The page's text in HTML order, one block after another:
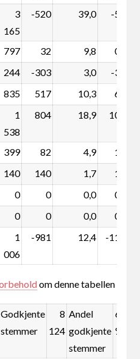
3
165
-520 39,0 -5,2
797 32 9,8 0,7
244 -303 3,0 -3,5
835 517 10,3 6,5
1
538
804 18,9 10,1
399 82 4,9 1,1
140 140 1,7 1,7
0 0 0,0 0,0
0 0 0,0 0,0
1
006
-981 12,4 -11,4
om denne tabellen
Godkjente
stemmer
8
124
Andel
godkjente
stemmer
67,0
%